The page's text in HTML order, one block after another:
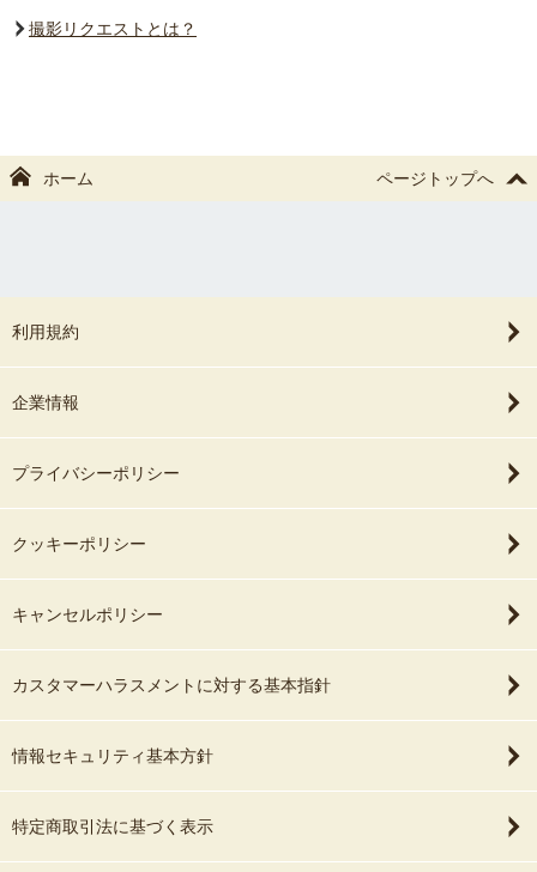
撮影リクエストとは？
ホーム ページトップへ
利用規約
企業情報
プライバシーポリシー
クッキーポリシー
キャンセルポリシー
カスタマーハラスメントに対する基本指針
情報セキュリティ基本方針
特定商取引法に基づく表示